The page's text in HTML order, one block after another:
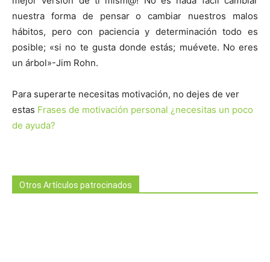
nuestra forma de pensar o cambiar nuestros malos
hábitos, pero con paciencia y determinación todo es
posible; «si no te gusta donde estás; muévete. No eres
un árbol»-Jim Rohn.
Para superarte necesitas motivación, no dejes de ver
estas Frases de motivación personal ¿necesitas un poco
de ayuda?
Otros Artículos patrocinados